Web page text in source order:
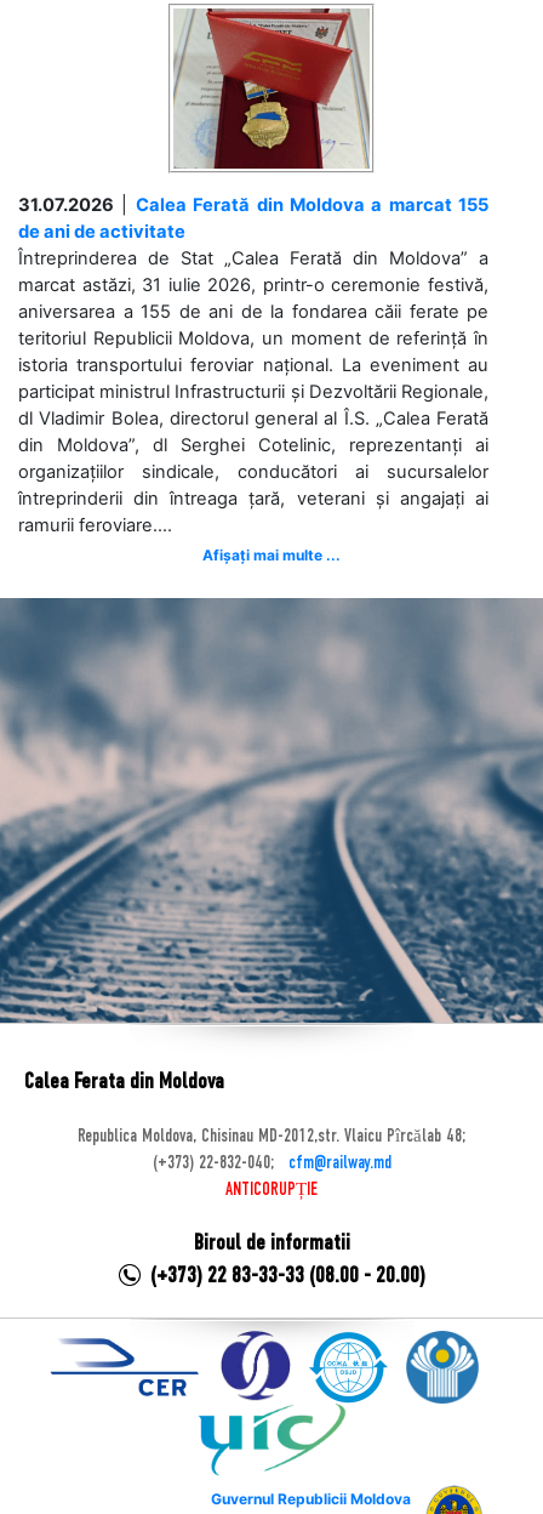
31.07.2026
Calea Ferată din Moldova a marcat 155
de ani de activitate
Întreprinderea de Stat „Calea Ferată din Moldova” a
marcat astăzi, 31 iulie 2026, printr-o ceremonie festivă,
aniversarea a 155 de ani de la fondarea căii ferate pe
teritoriul Republicii Moldova, un moment de referință în
istoria transportului feroviar național. La eveniment au
participat ministrul Infrastructurii și Dezvoltării Regionale,
dl Vladimir Bolea, directorul general al Î.S. „Calea Ferată
din Moldova”, dl Serghei Cotelinic, reprezentanți ai
organizațiilor sindicale, conducători ai sucursalelor
întreprinderii din întreaga țară, veterani și angajați ai
ramurii feroviare....
Afișați mai multe ...
Calea Ferata din Moldova
Republica Moldova, Chisinau MD-2012,str. Vlaicu Pîrcălab 48;
(+373) 22-832-040;
cfm@railway.md
ANTICORUPȚIE
Biroul de informatii
(+373) 22 83-33-33 (08.00 - 20.00)
Guvernul Republicii Moldova